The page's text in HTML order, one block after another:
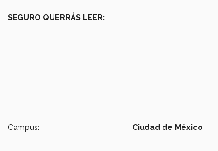
SEGURO QUERRÁS LEER:
Campus: Ciudad de México